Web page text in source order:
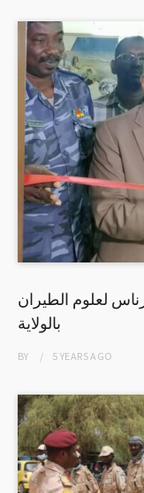
لعلوم الطيران
بالولاية
BY 5 YEARSAGO